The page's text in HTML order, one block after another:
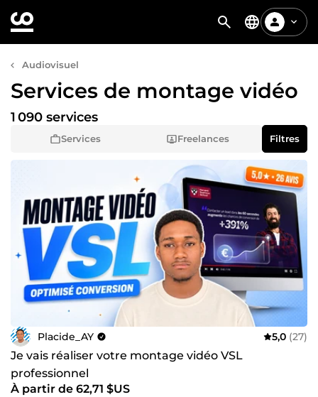
Audiovisuel
Services de montage vidéo
Services Freelances
1 090 services
Filtres
Placide_AY 5,0 (27)
Je vais réaliser votre montage vidéo VSL
professionnel
À partir de 62,71 $US